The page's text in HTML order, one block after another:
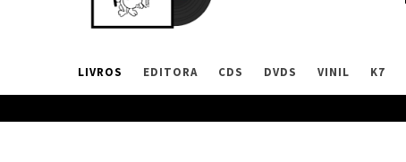
LIVROS EDITORA CDS DVDS VINIL K7